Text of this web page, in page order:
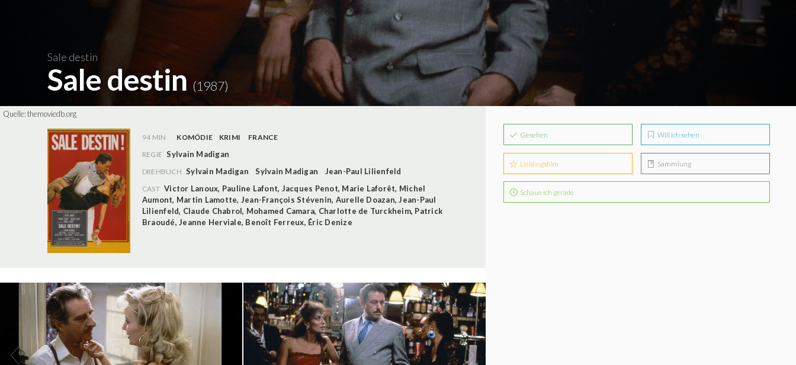
Sale destin
Sale destin (1987)
Quelle:themoviedb.org
94 MIN KOMÖDIE KRIMI
FRANCE
REGIE Sylvain Madigan
DREHBUCH Sylvain Madigan Sylvain Madigan Jean-Paul Lilienfeld
CAST Victor Lanoux, Pauline Lafont, Jacques Penot, Marie Laforêt, Michel
Aumont, Martin Lamotte, Jean-François Stévenin, Aurelle Doazan,Jean-Paul
Lilienfeld, Claude Chabrol, Mohamed Camara, Charlotte de Turckheim, Patrick
Braoudé,Jeanne Herviale, Benoît Ferreux, Éric Denize
Gesehen Will ich sehen
Lieblingsfilm Sammlung
Schaue ich gerade